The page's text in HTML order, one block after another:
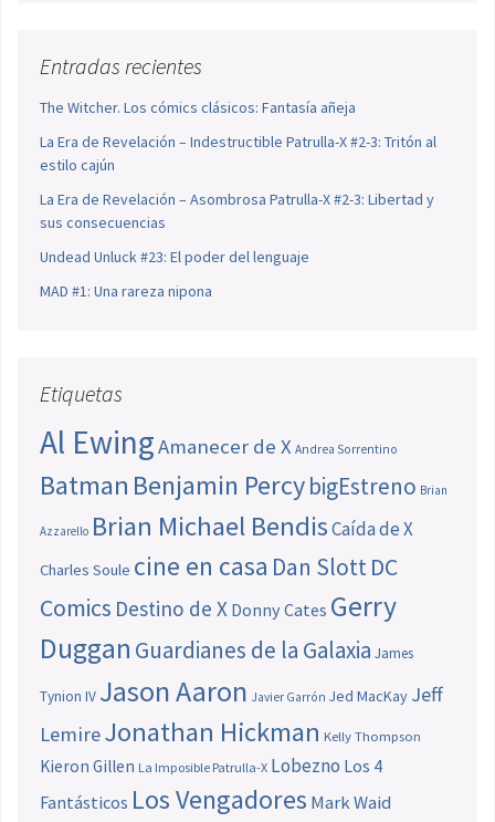
Entradas recientes
The Witcher. Los cómics clásicos: Fantasía añeja
La Era de Revelación – Indestructible Patrulla-X #2-3: Tritón al
estilo cajún
La Era de Revelación – Asombrosa Patrulla-X #2-3: Libertad y
sus consecuencias
Undead Unluck #23: El poder del lenguaje
MAD #1: Una rareza nipona
Etiquetas
Al EwingAmanecer de X Andrea Sorrentino
Batman Benjamin PercybigEstreno Brian
Azzarello Brian Michael BendisCaída de X
Charles Soule cine en casa Dan SlottDC
Comics Destino de X Donny Cates Gerry
Duggan Guardianes de la Galaxia James
Tynion IV Jason Aaron Javier Garrón Jed MacKay Jeff
LemireJonathan Hickman Kelly Thompson
Kieron Gillen La Imposible Patrulla-X Lobezno Los 4
Fantásticos Los Vengadores Mark Waid